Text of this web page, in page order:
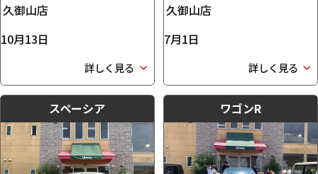
久御山店
10月13日
詳しく見る
久御山店
7月1日
詳しく見る
スペーシア ワゴンR